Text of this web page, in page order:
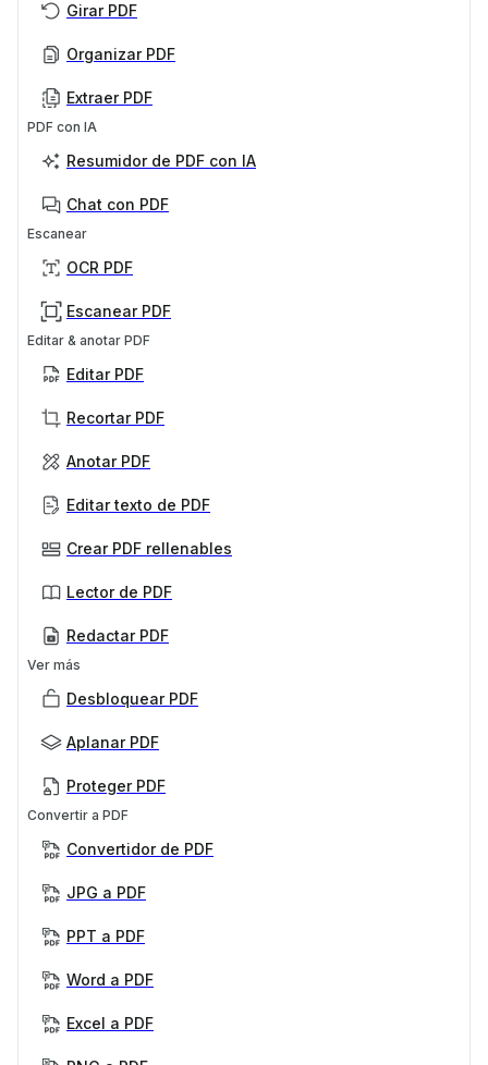
Girar PDF
Organizar PDF
Extraer PDF
PDF con IA
Resumidor de PDF con IA
Chat con PDF
Escanear
OCR PDF
Escanear PDF
Editar & anotar PDF
Editar PDF
Recortar PDF
Anotar PDF
Editar texto de PDF
Crear PDF rellenables
Lector de PDF
Redactar PDF
Ver más
Desbloquear PDF
Aplanar PDF
Proteger PDF
Convertir a PDF
Convertidor de PDF
JPG a PDF
PPT a PDF
Word a PDF
Excel a PDF